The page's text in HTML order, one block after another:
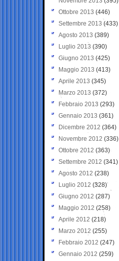
Ottobre 2013 (446)
Settembre 2013 (433)
Agosto 2013 (389)
Luglio 2013 (390)
Giugno 2013 (425)
Maggio 2013 (413)
Aprile 2013 (345)
Marzo 2013 (372)
Febbraio 2013 (293)
Gennaio 2013 (361)
Dicembre 2012 (364)
Novembre 2012 (336)
Ottobre 2012 (363)
Settembre 2012 (341)
Agosto 2012 (238)
Luglio 2012 (328)
Giugno 2012 (287)
Maggio 2012 (258)
Aprile 2012 (218)
Marzo 2012 (255)
Febbraio 2012 (247)
Gennaio 2012 (259)